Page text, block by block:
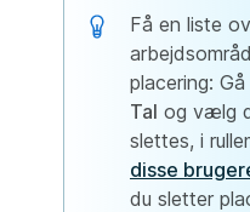
Få en liste
placering: Gå
Tal og vælg
slettes, i
disse
du sletter